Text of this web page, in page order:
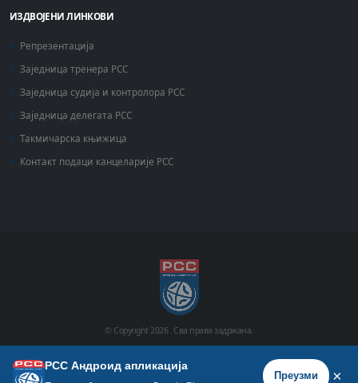
ИЗДВОЈЕНИ ЛИНКОВИ
Репрезентација
Заједница тренера РСС
Заједница судија и контролора РСС
Заједница делегата РСС
Такмичарска књижица
Контакт подаци канцеларије РСС
© Copyright2026 . Сва права задржана.
Почетна Историја Фото галерија Видео галерија
РСС Андроид апликација
Преузми ×